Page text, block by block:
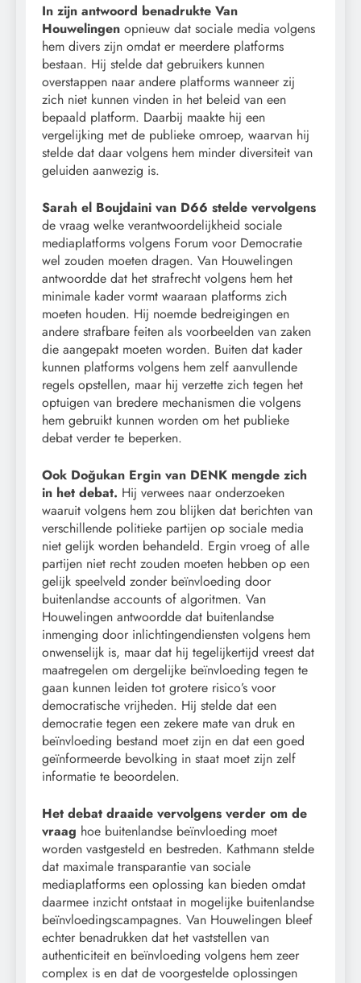
In zijn antwoord benadrukte Van
Houwelingen opnieuw dat sociale media volgens
hem divers zijn omdat er meerdere platforms
bestaan. Hij stelde dat gebruikers kunnen
overstappen naar andere platforms wanneer zij
zich niet kunnen vinden in het beleid van een
bepaald platform. Daarbij maakte hij een
vergelijking met de publieke omroep, waarvan hij
stelde dat daar volgens hem minder diversiteit van
geluiden aanwezig is.
Sarah el Boujdaini van D66 stelde vervolgens
de vraag welke verantwoordelijkheid sociale
mediaplatforms volgens Forum voor Democratie
wel zouden moeten dragen. Van Houwelingen
antwoordde dat het strafrecht volgens hem het
minimale kader vormt waaraan platforms zich
moeten houden. Hij noemde bedreigingen en
andere strafbare feiten als voorbeelden van zaken
die aangepakt moeten worden. Buiten dat kader
kunnen platforms volgens hem zelf aanvullende
regels opstellen, maar hij verzette zich tegen het
optuigen van bredere mechanismen die volgens
hem gebruikt kunnen worden om het publieke
debat verder te beperken.
Ook Doğukan Ergin van DENK mengde zich
in het debat. Hij verwees naar onderzoeken
waaruit volgens hem zou blijken dat berichten van
verschillende politieke partijen op sociale media
niet gelijk worden behandeld. Ergin vroeg of alle
partijen niet recht zouden moeten hebben op een
gelijk speelveld zonder beïnvloeding door
buitenlandse accounts of algoritmen. Van
Houwelingen antwoordde dat buitenlandse
inmenging door inlichtingendiensten volgens hem
onwenselijk is, maar dat hij tegelijkertijd vreest dat
maatregelen om dergelijke beïnvloeding tegen te
gaan kunnen leiden tot grotere risico’s voor
democratische vrijheden. Hij stelde dat een
democratie tegen een zekere mate van druk en
beïnvloeding bestand moet zijn en dat een goed
geïnformeerde bevolking in staat moet zijn zelf
informatie te beoordelen.
Het debat draaide vervolgens verder om de
vraag hoe buitenlandse beïnvloeding moet
worden vastgesteld en bestreden. Kathmann stelde
dat maximale transparantie van sociale
mediaplatforms een oplossing kan bieden omdat
daarmee inzicht ontstaat in mogelijke buitenlandse
beïnvloedingscampagnes. Van Houwelingen bleef
echter benadrukken dat het vaststellen van
authenticiteit en beïnvloeding volgens hem zeer
complex is en dat de voorgestelde oplossingen